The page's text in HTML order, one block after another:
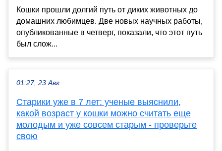
Кошки прошли долгий путь от диких животных до
домашних любимцев. Две новых научных работы,
опубликованные в четверг, показали, что этот путь
был слож...
01:27, 23 Авг
Старики уже в 7 лет: ученые выяснили,
какой возраст у кошки можно считать еще
молодым и уже совсем старым - проверьте
свою